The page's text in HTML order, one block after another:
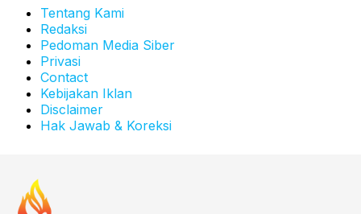
Tentang Kami
Redaksi
Pedoman Media Siber
Privasi
Contact
Kebijakan Iklan
Disclaimer
Hak Jawab & Koreksi